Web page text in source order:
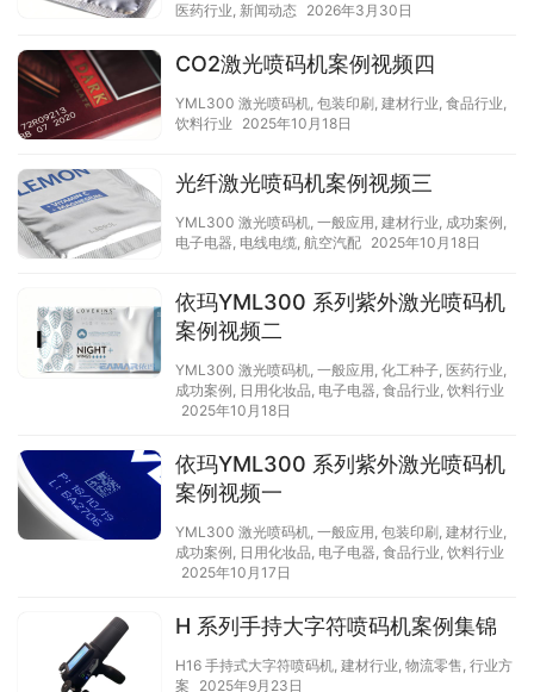
医药行业, 新闻动态 2026年3月30日
CO2激光喷码机案例视频四
YML300 激光喷码机, 包装印刷, 建材行业, 食品行业,
饮料行业
2025年10月18日
光纤激光喷码机案例视频三
YML300 激光喷码机, 一般应用, 建材行业, 成功案例,
电子电器, 电线电缆, 航空汽配 2025年10月18日
依玛YML300 系列紫外激光喷码机
案例视频二
YML300 激光喷码机, 一般应用, 化工种子, 医药行业,
成功案例, 日用化妆品, 电子电器, 食品行业, 饮料行业
2025年10月18日
依玛YML300 系列紫外激光喷码机
案例视频一
YML300 激光喷码机, 一般应用, 包装印刷, 建材行业,
成功案例, 日用化妆品, 电子电器, 食品行业, 饮料行业
2025年10月17日
H 系列手持大字符喷码机案例集锦
H16 手持式大字符喷码机, 建材行业, 物流零售, 行业方
案
2025年9月23日